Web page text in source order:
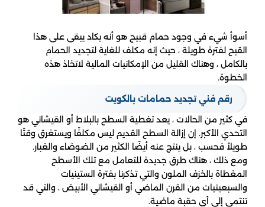
أسوأ شيء في وجود حمام قبيح هو أنه يكاد يبقى على هذا
القبح لفترة طويلة ، حيث إنه مكلف للغاية لتجديد الحمام
بالكامل ، وهناك القليل من الإمكانيات المالية لاتخاذ هذه
الخطوة.
رقم فني تجديد حمامات بالكويت
في كثير من الحالات ، يعد تغطية السطح بالبلاط أو القيشاني هو
التحدي الأكبر. إن إزالة السطح القديم ليس مكلفًا ويستغرق وقتًا
طويلاً فحسب ، بل ينتج عنه أيضًا الكثير من الضوضاء والغبار.
ومع ذلك ، هناك طرق جديدة للتعامل مع تلك الأسطح
المغطاة بالخزف الملون والتي تذكرنا بفترة الستينيات
والسبعينيات من القرن الماضي أو القيشاني الأبيض ، والتي قد
تنتمي إلى أي حقبة ماضية.